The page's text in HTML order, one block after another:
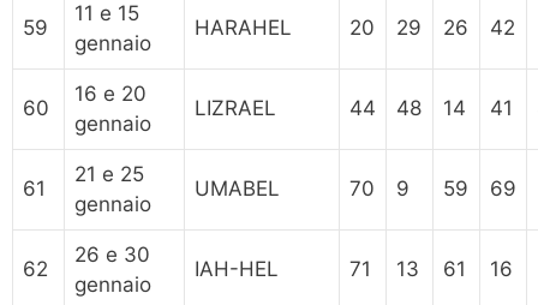
59
11 e 15
gennaio
HARAHEL 20 29 26 42
60
16 e 20
gennaio
LIZRAEL 44 48 14 41
61
21 e 25
gennaio
UMABEL 70 9 59 69
62
26 e 30
gennaio
IAH-HEL 71 13 61 16